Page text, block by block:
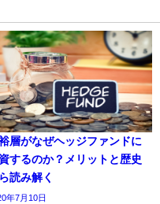
層がなぜヘッジファンドに
するのか？メリットと歴史
読み解く
年7月10日